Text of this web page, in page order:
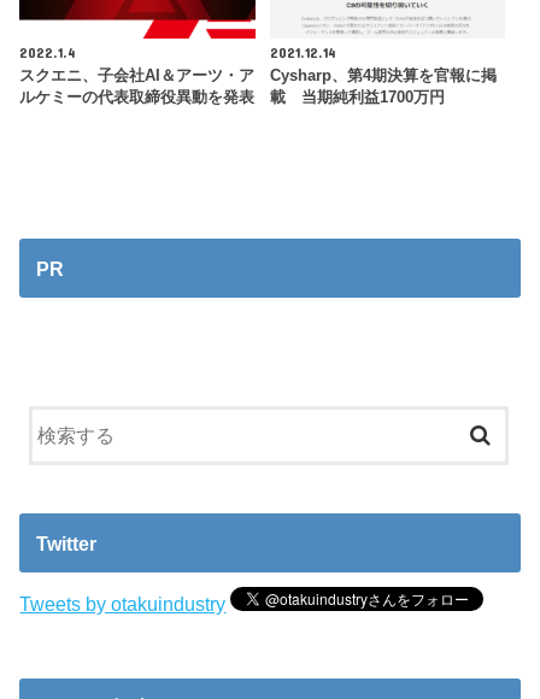
2022.1.4
スクエニ、子会社AI＆アーツ・ア
ルケミーの代表取締役異動を発表
2021.12.14
Cysharp、第4期決算を官報に掲
載 当期純利益1700万円
PR
Twitter
Tweets by otakuindustry